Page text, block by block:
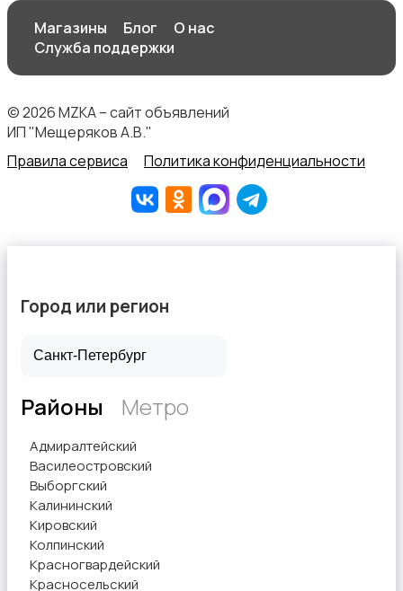
Шкафы и комоды
Магазины Блог
О нас
Служба поддержки
© 2026 MZKA – сайт объявлений
ИП "Мещеряков А.В."
Правила сервиса
Политика конфиденциальности
Город или регион
Районы Метро
Адмиралтейский
Василеостровский
Выборгский
Калининский
Кировский
Колпинский
Красногвардейский
Красносельский